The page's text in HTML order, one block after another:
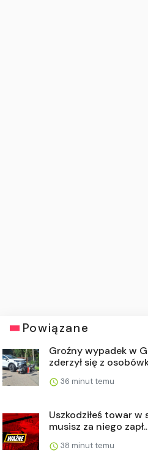
Powiązane
Groźny wypadek w
zderzył się z
36 minut temu
Uszkodziłeś towar w
musisz za niego
38 minut temu